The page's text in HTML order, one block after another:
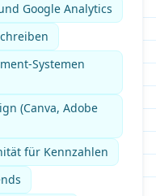
Google Analytics
Systemen
(Canva, Adobe
für Kennzahlen